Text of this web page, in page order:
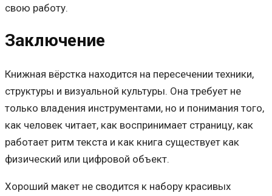
свою работу.
Заключение
Книжная вёрстка находится на пересечении техники,
структуры и визуальной культуры. Она требует не
только владения инструментами, но и понимания того,
как человек читает, как воспринимает страницу, как
работает ритм текста и как книга существует как
физический или цифровой объект.
Хороший макет не сводится к набору красивых